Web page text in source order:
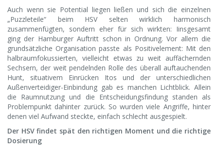
Auch wenn sie Potential liegen ließen und sich die einzelnen
„Puzzleteile“ beim HSV selten wirklich harmonisch
zusammenfügten, sondern eher für sich wirkten: Iinsgesamt
ging der Hamburger Auftritt schon in Ordnung. Vor allem die
grundsätzliche Organisation passte als Positivelement: Mit den
halbraumfokussierten, vielleicht etwas zu weit auffächernden
Sechsern, der weit pendelnden Rolle des überall auftauchenden
Hunt, situativem Einrücken Itos und der unterschiedlichen
Außenverteidiger-Einbindung gab es manchen Lichtblick. Allein
die Raumnutzung und die Entscheidungsfindung standen als
Problempunkt dahinter zurück. So wurden viele Angriffe, hinter
denen viel Aufwand steckte, einfach schlecht ausgespielt.
Der HSV findet spät den richtigen Moment und die richtige
Dosierung